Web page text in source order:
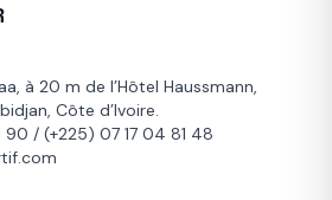
à 20 m de l’Hôtel Haussmann,
Côte d’Ivoire.
90 / (+225) 07 17 04 81 48